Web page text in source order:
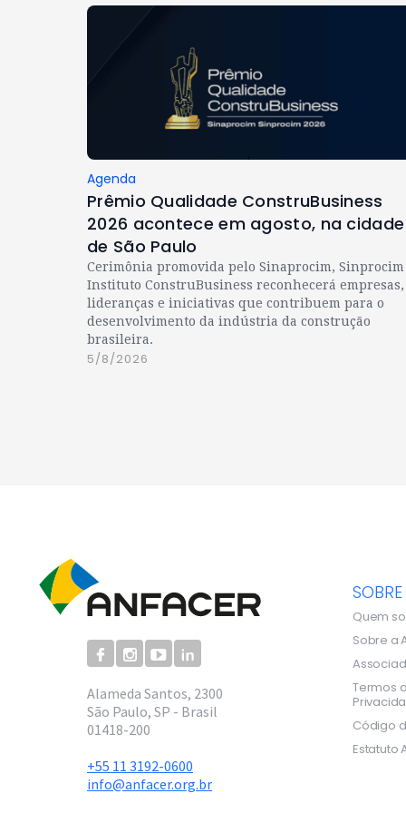
Agenda
Prêmio Qualidade ConstruBusiness
2026 acontece em agosto, na cidade
de São Paulo
Cerimônia promovida pelo Sinaprocim, Sinprocim
Instituto ConstruBusiness reconhecerá empresas,
lideranças e iniciativas que contribuem para o
desenvolvimento da indústria da construção
brasileira.
5/8/2026
Alameda Santos, 2300
São Paulo, SP - Brasil
01418-200
+55 11 3192-0600
info@anfacer.org.br
SOBRE
Quem
Sobre a
Termos
Código
Estatuto